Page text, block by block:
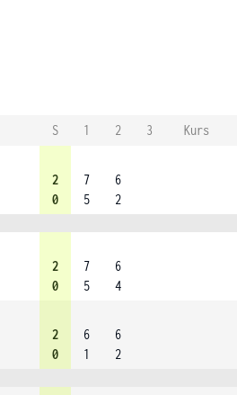
S 1 2 3
Kurs
2
0
7
5
6
2
2
0
7
5
6
4
2
0
6
1
6
2